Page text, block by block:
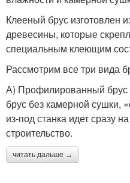
Клееный брус изготовлен
древесины, которые
специальным клеющим
Рассмотрим все три вида
А) Профилированный брус
брус без камерной сушки,
из-под станка идет сразу
строительство.
читать дальше →